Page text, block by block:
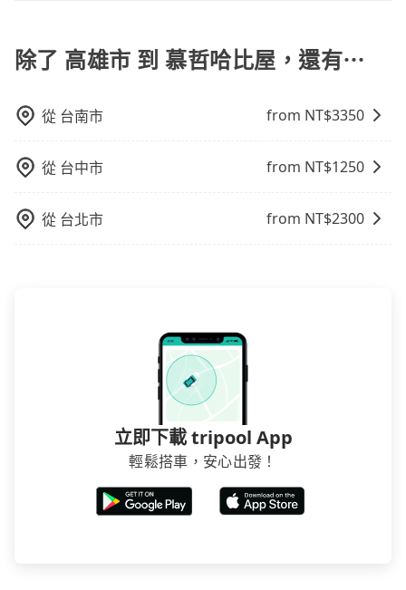
價格。
AFTEE 先享受後付款等。若您沒有信用卡，建議可以使
用 AFTEE 的服務，您可以在訂單成立後的14天內到超商
除了 高雄市 到 慕哲哈比屋，還有⋯
從 台南市 from NT$3350
從 台中市 from NT$1250
從 台北市 from NT$2300
立即下載 tripool App
輕鬆搭車，安心出發！